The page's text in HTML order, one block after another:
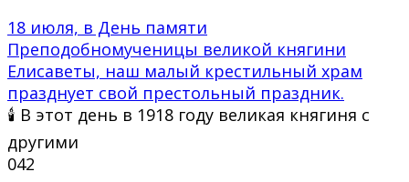
18 июля, в День памяти
Преподобномученицы великой княгини
Елисаветы, наш малый крестильный храм
празднует свой престольный праздник.
🕯 В этот день в 1918 году великая княгиня с
другими
042